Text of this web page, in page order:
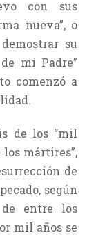
con sus
nueva”, o
su
mi Padre”
comenzó a
de los “mil
los mártires”,
de
según
de entre los
mil años se